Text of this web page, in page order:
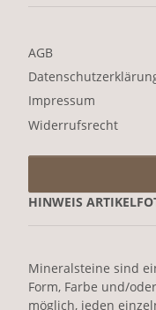
AGB
Impressum
Widerrufsrecht
HINWEIS
Mineralsteine sind
Form, Farbe und/
möglich, jeden